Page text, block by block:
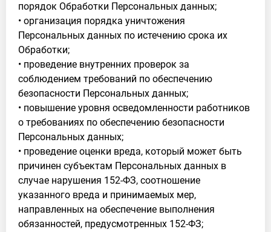
порядок Обработки Персональных данных;
• организация порядка уничтожения
Персональных данных по истечению срока их
Обработки;
• проведение внутренних проверок за
соблюдением требований по обеспечению
безопасности Персональных данных;
• повышение уровня осведомленности работников
о требованиях по обеспечению безопасности
Персональных данных;
• проведение оценки вреда, который может быть
причинен субъектам Персональных данных в
случае нарушения 152-ФЗ, соотношение
указанного вреда и принимаемых мер,
направленных на обеспечение выполнения
обязанностей, предусмотренных 152-ФЗ;